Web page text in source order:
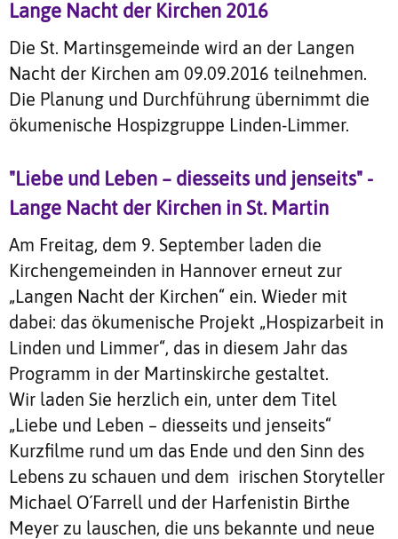
Lange Nacht der Kirchen 2016
Die St. Martinsgemeinde wird an der Langen
Nacht der Kirchen am 09.09.2016 teilnehmen.
Die Planung und Durchführung übernimmt die
ökumenische Hospizgruppe Linden-Limmer.
"Liebe und Leben – diesseits und jenseits" -
Lange Nacht der Kirchen in St. Martin
Am Freitag, dem 9. September laden die
Kirchengemeinden in Hannover erneut zur
„Langen Nacht der Kirchen“ ein. Wieder mit
dabei: das ökumenische Projekt „Hospizarbeit in
Linden und Limmer“, das in diesem Jahr das
Programm in der Martinskirche gestaltet.
Wir laden Sie herzlich ein, unter dem Titel
„Liebe und Leben – diesseits und jenseits“
Kurzfilme rund um das Ende und den Sinn des
Lebens zu schauen und dem irischen Storyteller
Michael O´Farrell und der Harfenistin Birthe
Meyer zu lauschen, die uns bekannte und neue